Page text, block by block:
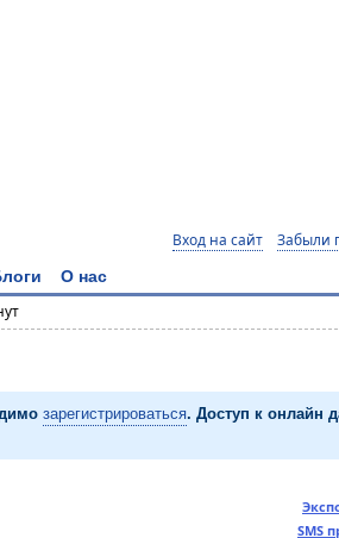
Вход на сайт Забыли
О нас
зарегистрироваться. Доступ к онлайн
SMS